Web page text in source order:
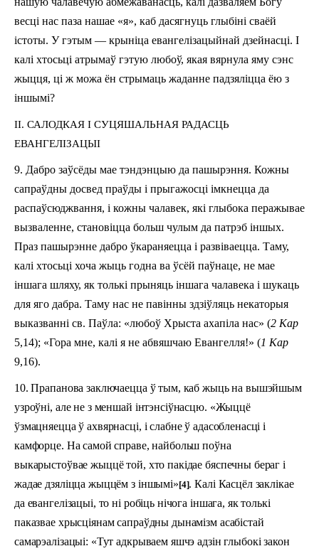
весці нас па­за нашае «я», каб дасягнуць глыбіні сваёй
істоты. У гэтым — крыніца евангелізацыйнай дзейнасці. І
калі хтосьці атрымаў гэтую любоў, якая вярнула яму сэнс
жыцця, ці ж можа ён стрымаць жаданне падзяліцца ёю з
іншымі?
II. САЛОДКАЯ І СУЦЯШАЛЬНАЯ РАДАСЦЬ
ЕВАНГЕЛІЗАЦЫІ
9. Дабро заўсёды мае тэндэнцыю да пашырэння. Кожны
сапраўдны досвед праўды і прыгажосці ім­кнец­ца да
распаўсюджвання, і кожны чалавек, які глыбока перажывае
вызваленне, становіцца больш чулым да патрэб іншых.
Праз пашырэнне дабро ўкараняецца і развіваецца. Таму,
калі хтосьці хоча жыць годна ва ўсёй паўнаце, не мае
іншага шляху, як толькі прыняць іншага чалавека і шукаць
для яго дабра. Таму нас не павінны здзіўляць некаторыя
выказванні св. Паўла: «любоў Хрыста ахапіла нас» (2 Кар
5,14); «Гора мне, калі я не абвяшчаю Евангелля!» (1 Кар
9,16).
10. Прапанова заключаецца ў тым, каб жыць на вышэйшым
узроўні, але не з меншай інтэнсіўнасцю. «Жыццё
ўзмацняецца ў ахвярнасці, і слабне ў ада­соб­ленасці і
камфорце. На самой справе, найбольш поўна
выкарыстоўвае жыццё той, хто пакідае бяспечны бераг і
жадае дзяліцца жыццём з іншымі»[4]. Калі Касцёл заклікае
да евангелізацыі, то ні робіць нічога іншага, як толькі
паказвае хрысціянам сапраўдны дынамізм асабістай
самарэалізацыі: «Тут адкрываем яшчэ адзін глыбокі закон